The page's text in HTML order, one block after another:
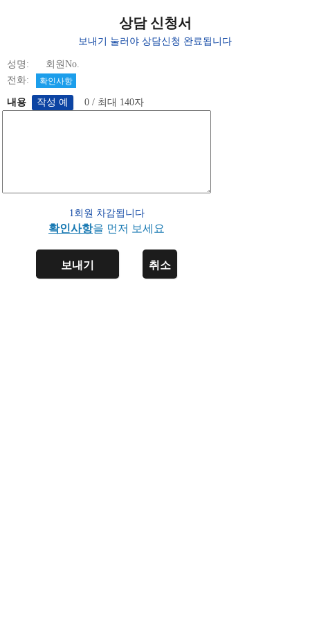
상담 신청서
보내기 눌러야 상담신청 완료됩니다
성명: 회원No.
전화:
확인사항
내용 0 / 최대 140자
1회원 차감됩니다
확인사항을 먼저 보세요